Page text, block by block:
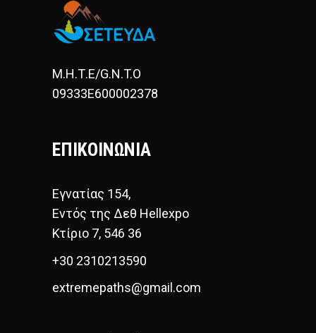
Μ.Η.Τ.Ε/G.N.T.O
09333E600002378
ΕΠΙΚΟΙΝΩΝΙΑ
Εγνατίας 154,
Εντός της Δεθ Hellexpo
Κτίριο 7, 546 36
+30 2310213590
extremepaths@gmail.com